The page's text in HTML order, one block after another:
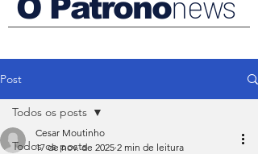
O Patrono
Post
Todos os posts
Todos os posts
Cesar Moutinho
17 de nov. de 2025 2 min de leitura